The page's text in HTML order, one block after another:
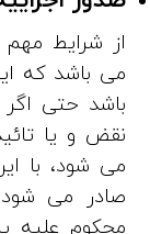
از شرایط مهم
باشد حتی اگر
نقض و یا
می­ شود، با
صادر می
محکوم علیه